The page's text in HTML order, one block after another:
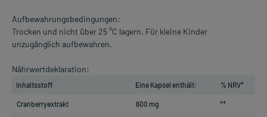
Aufbewahrungsbedingungen:
Trocken und nicht über 25 °C lagern. Für kleine Kinder
unzugänglich aufbewahren.
Nährwertdeklaration:
Inhaltsstoff Eine Kapsel enthält: % NRV*
Cranberryextrakt 600 mg **